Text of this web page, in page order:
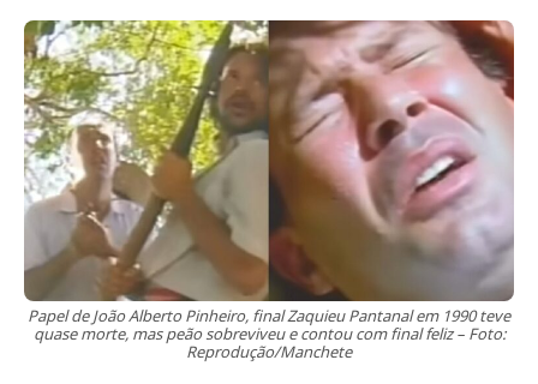
Papel de João Alberto Pinheiro, final Zaquieu Pantanal em 1990 teve
quase morte, mas peão sobreviveu e contou com final feliz – Foto:
Reprodução/Manchete